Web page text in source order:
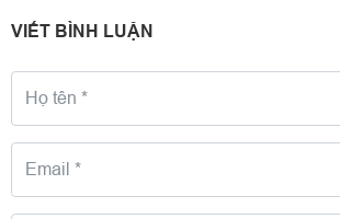
VIẾT BÌNH LUẬN